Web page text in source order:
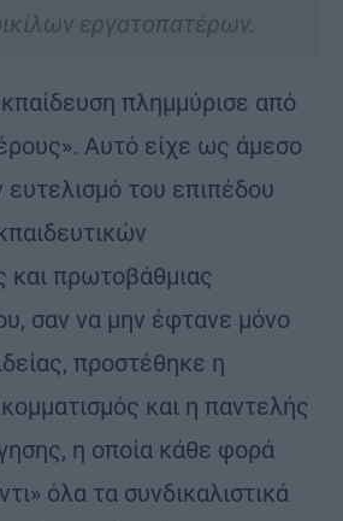
εργατοπατέρων.
πλημμύρισε από
Αυτό είχε ως άμεσο
του επιπέδου
και πρωτοβάθμιας
σαν να μην έφτανε μόνο
προστέθηκε η
και η παντελής
η οποία κάθε φορά
όλα τα συνδικαλιστικά